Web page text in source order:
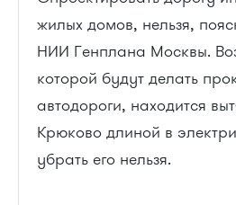
жилых домов, нельзя,
НИИ Генплана Москвы.
которой будут делать
автодороги, находится
Крюково длиной в
убрать его нельзя.